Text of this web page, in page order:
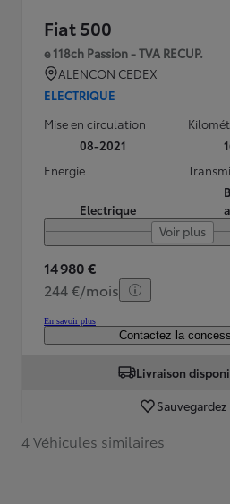
Fiat 500
e 118ch Passion - TVA RECUP.
ALENCON CEDEX
ELECTRIQUE
Mise en circulation
08-2021
Energie
Electrique
Voir plus
14 980 €
244 €/mois
En savoir plus
Contactez la
Livraison
Sauvegardez
4 Véhicules similaires